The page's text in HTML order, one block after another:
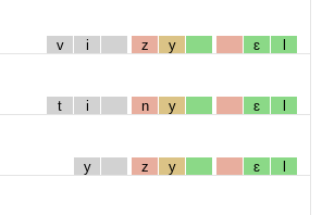
v i z y ɛ l
t i n y ɛ l
y z y ɛ l